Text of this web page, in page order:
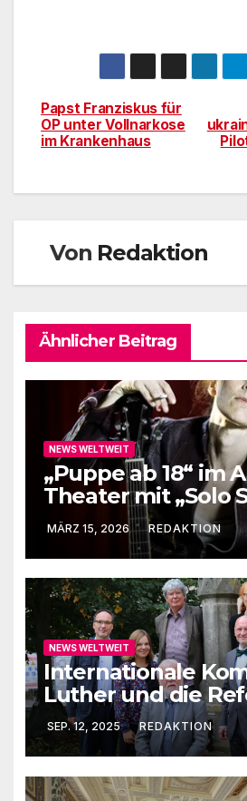
Papst Franziskus für
OP unter Vollnarkose
im Krankenhaus
Von Redaktion
Ähnlicher Beitrag
NEWS WELTWEIT
„Puppe ab 18“ im
Theater mit „Solo
me“
MÄRZ 15, 2026 REDAKTION
NEWS WELTWEIT
Internationale
Luther und die
SEP. 12, 2025 REDAKTION